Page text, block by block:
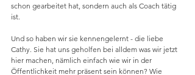
schon gearbeitet hat, sondern auch als Coach tätig
ist.
Und so haben wir sie kennengelernt - die liebe
Cathy. Sie hat uns geholfen bei alldem was wir jetzt
hier machen, nämlich einfach wie wir in der
Öffentlichkeit mehr präsent sein können? Wie